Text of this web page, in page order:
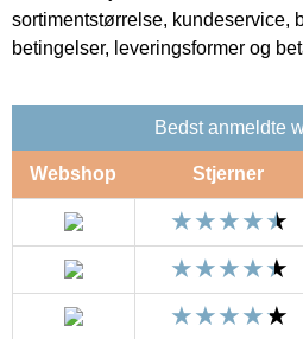
sortimentstørrelse, kundeservice,
betingelser, leveringsformer og
Bedst anmeldte
Webshop Stjerner